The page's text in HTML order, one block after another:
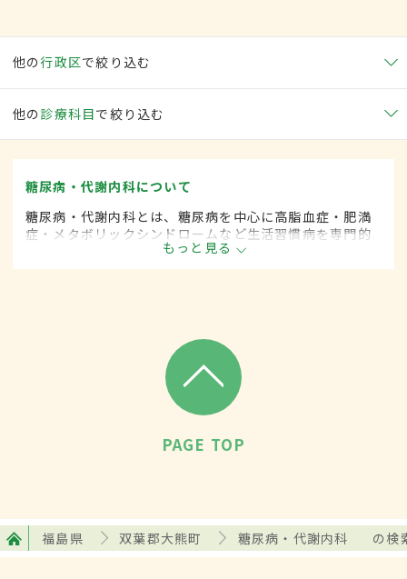
他の行政区で絞り込む
他の 診療科目で絞り込む
糖尿病・代謝内科について
糖尿病・代謝内科とは、糖尿病を中心に高脂血症・肥満
症・メタボリックシンドロームなど生活習慣病を専門的
に取り扱う内科の一領域です。平成20年4月の制度改正
前は、糖尿病科と呼ばれていました。
もっと見る
PAGE TOP
福島県 双葉郡大熊町 糖尿病・代謝内科 の検